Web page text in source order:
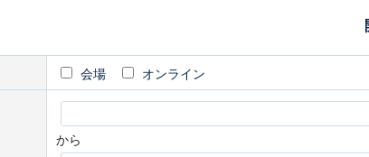
会場 オンライン
から